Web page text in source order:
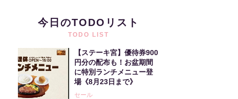
今日のTODOリスト
TODO LIST
【ステーキ宮】優待券900
円分の配布も！お盆期間
に特別ランチメニュー登
場《8月23日まで》
セール